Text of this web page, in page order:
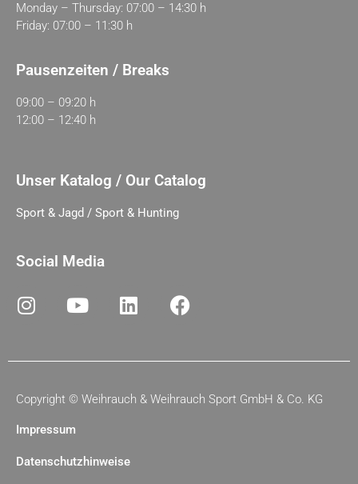
Monday – Thursday: 07:00 – 14:30 h
Friday: 07:00 – 11:30 h
Pausenzeiten / Breaks
09:00 – 09:20 h
12:00 – 12:40 h
Unser Katalog / Our Catalog
Sport & Jagd / Sport & Hunting
Social Media
Copyright © Weihrauch & Weihrauch Sport GmbH & Co. KG
Impressum
Datenschutzhinweise